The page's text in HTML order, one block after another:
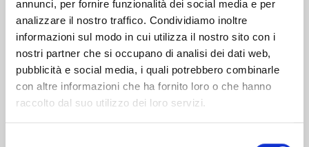
annunci, per fornire funzionalità dei social media e per
analizzare il nostro traffico. Condividiamo inoltre
informazioni sul modo in cui utilizza il nostro sito con i
nostri partner che si occupano di analisi dei dati web,
pubblicità e social media, i quali potrebbero combinarle
con altre informazioni che ha fornito loro o che hanno
raccolto dal suo utilizzo dei loro servizi.